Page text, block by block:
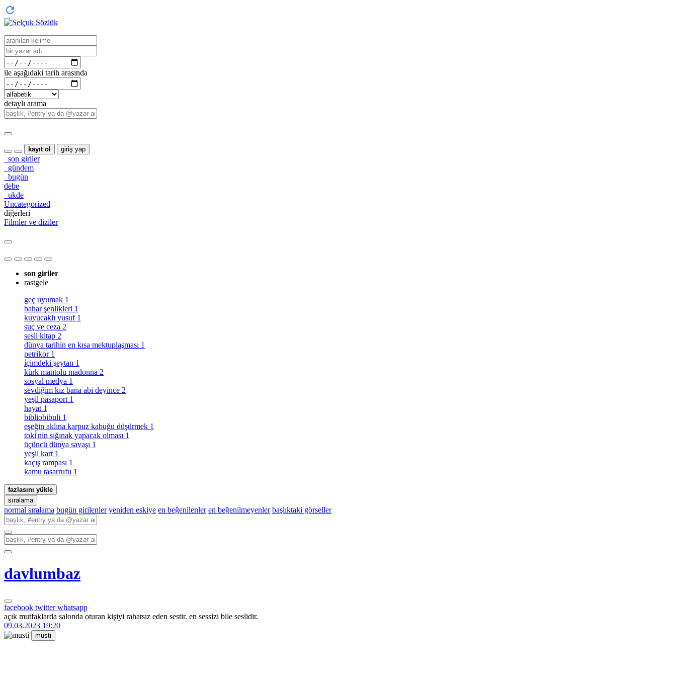
ile aşağıdaki tarih arasında
detaylı arama
kayıt ol giriş yap
son giriler
gündem
bugün
debe
ukde
Uncategorized
diğerleri
Filmler ve diziler
son giriler
rastgele
geç uyumak 1
bahar şenlikleri 1
kuyucaklı yusuf 1
suç ve ceza 2
sesli kitap 2
dünya tarihin en kısa mektuplaşması 1
petrikor 1
i̇çimdeki şeytan 1
kürk mantolu madonna 2
sosyal medya 1
sevdiğim kız bana abi deyince 2
yeşil pasaport 1
hayat 1
bibliobibuli 1
eşeğin aklına karpuz kabuğu düşürmek 1
toki̇'nin sığınak yapacak olması 1
üçüncü dünya savaşı 1
yeşil kart 1
kaçış rampası 1
kamu tasarrufu 1
fazlasını yükle
sıralama
normal sıralama bugün girilenler yeniden eskiye en beğenilenler en beğenilmeyenler başlıktaki görseller
davlumbaz
facebook twitterwhatsapp
açık mutfaklarda salonda oturan kişiyi rahatsız eden sestir. en sessizi bile seslidir.
09.03.2023 19:20
musti